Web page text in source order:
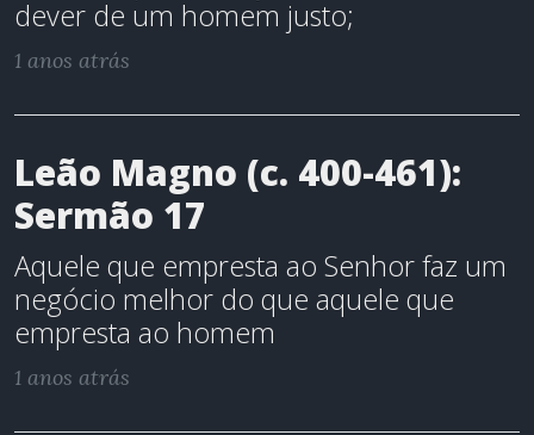
dever de um homem justo;
1 anos atrás
Leão Magno (c. 400-461):
Sermão 17
Aquele que empresta ao Senhor faz um
negócio melhor do que aquele que
empresta ao homem
1 anos atrás